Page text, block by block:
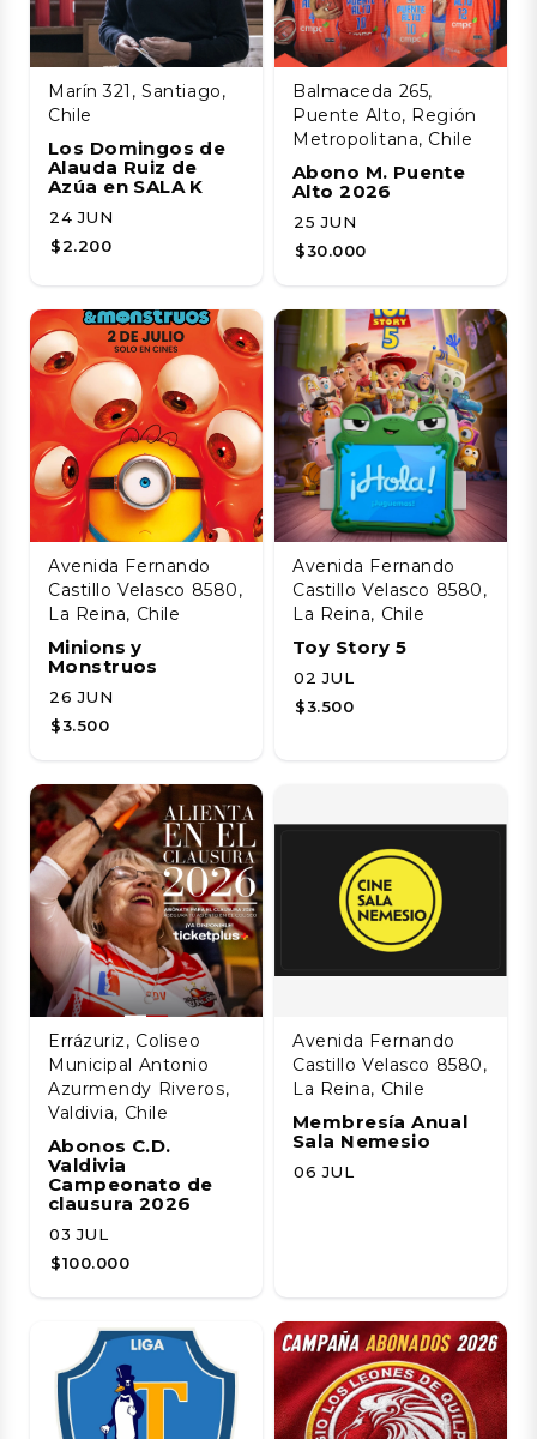
Marín 321, Santiago,
Chile
Los Domingos de
Alauda Ruiz de
Azúa en SALA K
24 JUN
$2.200
Balmaceda 265,
Puente Alto, Región
Metropolitana, Chile
Abono M. Puente
Alto 2026
25 JUN
$30.000
Avenida Fernando
Castillo Velasco 8580,
La Reina, Chile
Minions y
Monstruos
26 JUN
$3.500
Avenida Fernando
Castillo Velasco 8580,
La Reina, Chile
Toy Story 5
02 JUL
$3.500
Errázuriz, Coliseo
Municipal Antonio
Azurmendy Riveros,
Valdivia, Chile
Abonos C.D.
Valdivia
Campeonato de
clausura 2026
03 JUL
$100.000
Avenida Fernando
Castillo Velasco 8580,
La Reina, Chile
Membresía Anual
Sala Nemesio
06 JUL